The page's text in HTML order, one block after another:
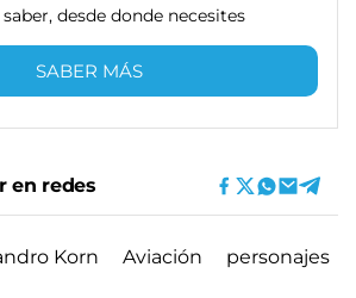
desde donde necesites
SABER MÁS
en redes
Korn Aviación personajes